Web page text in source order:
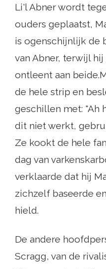
Li'l Abner wordt
ouders geplaatst,
is ogenschijnlijk de
van Abner, terwijl
ontleent aan
de hele strip en
geschillen met: "Ah
dit niet werkt,
Ze kookt de hele
dag van
verklaarde dat hij
zichzelf baseerde
hield.
De andere
Scragg, van de